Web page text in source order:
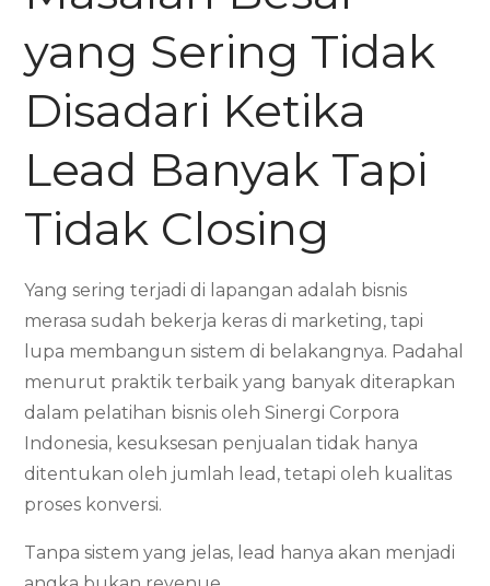
yang Sering Tidak
Disadari Ketika
Lead Banyak Tapi
Tidak Closing
Yang sering terjadi di lapangan adalah bisnis
merasa sudah bekerja keras di marketing, tapi
lupa membangun sistem di belakangnya. Padahal
menurut praktik terbaik yang banyak diterapkan
dalam pelatihan bisnis oleh Sinergi Corpora
Indonesia, kesuksesan penjualan tidak hanya
ditentukan oleh jumlah lead, tetapi oleh kualitas
proses konversi.
Tanpa sistem yang jelas, lead hanya akan menjadi